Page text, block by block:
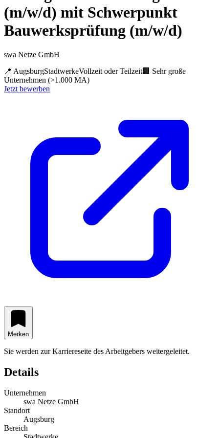
(m/w/d) mit Schwerpunkt
Bauwerksprüfung (m/w/d)
swa Netze GmbH
📍 AugsburgStadtwerkeVollzeit oder Teilzeit🏢 Sehr große
Unternehmen (>1.000 MA)
Jetzt bewerben
Merken
Sie werden zur Karriereseite des Arbeitgebers weitergeleitet.
Details
Unternehmen
swa Netze GmbH
Standort
Augsburg
Bereich